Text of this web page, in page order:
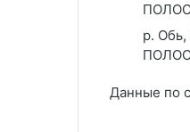
р. Обь,
Данные по